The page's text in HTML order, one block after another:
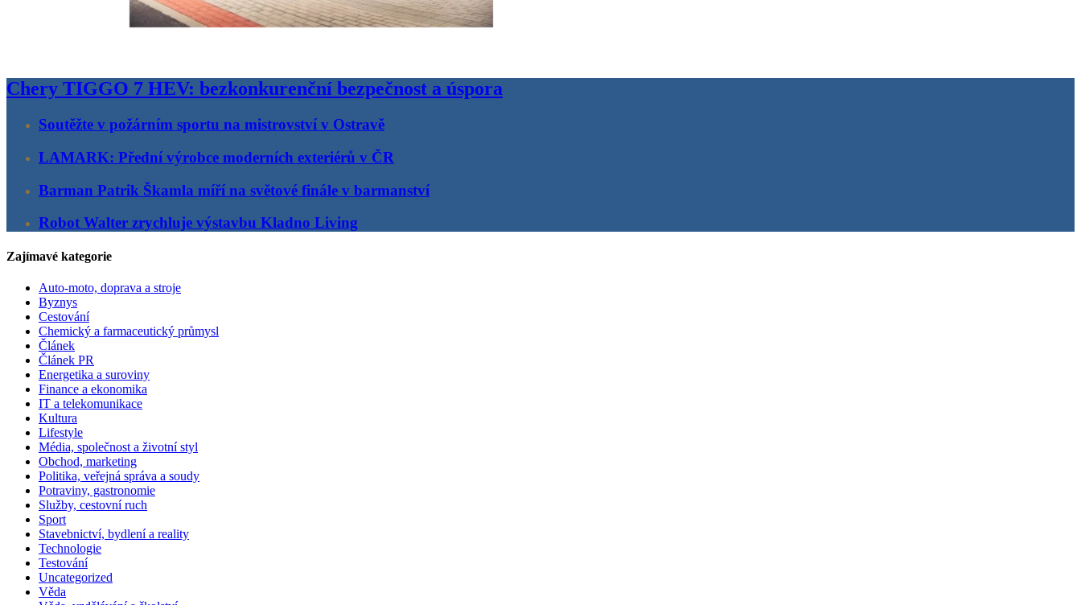
Chery TIGGO 7 HEV: bezkonkurenční bezpečnost a úspora
Soutěžte v požárním sportu na mistrovství v Ostravě
LAMARK: Přední výrobce moderních exteriérů v ČR
Barman Patrik Škamla míří na světové finále v barmanství
Robot Walter zrychluje výstavbu Kladno Living
Zajímavé kategorie
Auto-moto, doprava a stroje
Byznys
Cestování
Chemický a farmaceutický průmysl
Článek
Článek PR
Energetika a suroviny
Finance a ekonomika
IT a telekomunikace
Kultura
Lifestyle
Média, společnost a životní styl
Obchod, marketing
Politika, veřejná správa a soudy
Potraviny, gastronomie
Služby, cestovní ruch
Sport
Stavebnictví, bydlení a reality
Technologie
Testování
Uncategorized
Věda